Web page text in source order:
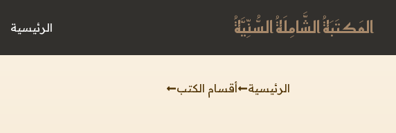
المَكتَبَةُ الشَّامِلَةُ السُّنِّيَّةُ الرئيسية
الرئيسية أقسام الكتب